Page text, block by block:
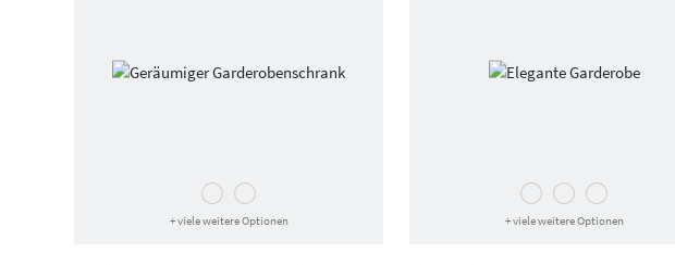
+ viele weitere Optionen + viele weitere Optionen